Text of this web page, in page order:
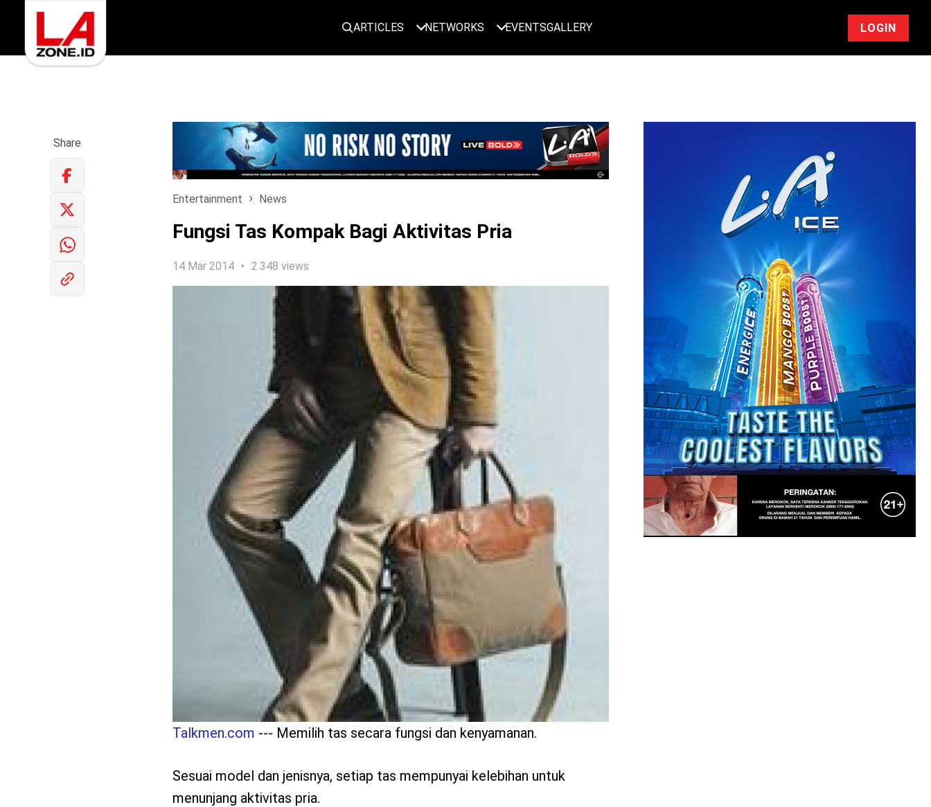
ARTICLES NETWORKS EVENTSGALLERY LOGIN
benefit
menarik
Share
Entertainment News
Fungsi Tas Kompak Bagi Aktivitas Pria
14 Mar 2014 2.348 views
Talkmen.com --- Memilih tas secara fungsi dan kenyamanan.
Sesuai model dan jenisnya, setiap tas mempunyai kelebihan untuk
menunjang aktivitas pria.